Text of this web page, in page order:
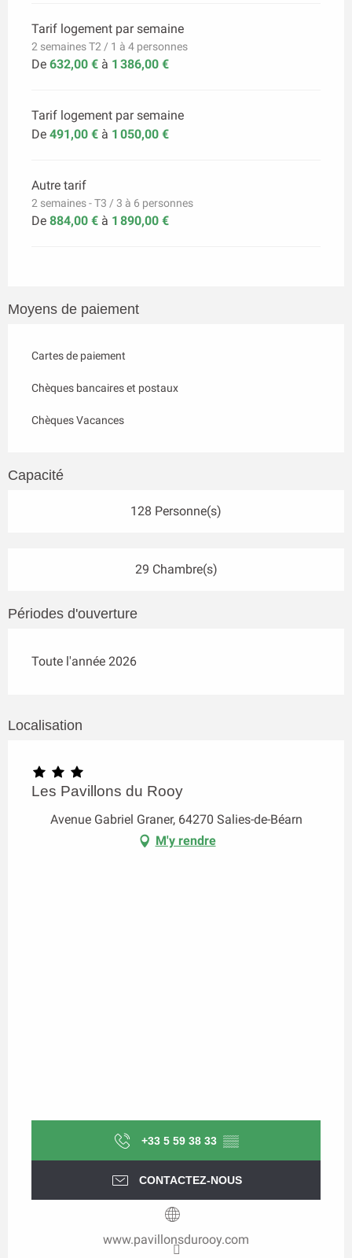
Tarif logement par semaine
2 semaines T2 / 1 à 4 personnes
De 632,00 € à 1 386,00 €
Tarif logement par semaine
De 491,00 € à 1 050,00 €
Autre tarif
2 semaines - T3 / 3 à 6 personnes
De 884,00 € à 1 890,00 €
Moyens de paiement
Cartes de paiement
Chèques bancaires et postaux
Chèques Vacances
Capacité
128 Personne(s)
29 Chambre(s)
Périodes d'ouverture
Toute l'année 2026
Localisation
Les Pavillons du Rooy
Avenue Gabriel Graner, 64270 Salies-de-Béarn
M'y rendre
+33 5 59 38 33 ▒▒
CONTACTEZ-NOUS
www.pavillonsdurooy.com